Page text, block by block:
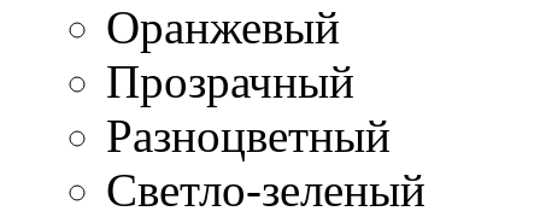
Оранжевый
Прозрачный
Разноцветный
Светло-зеленый